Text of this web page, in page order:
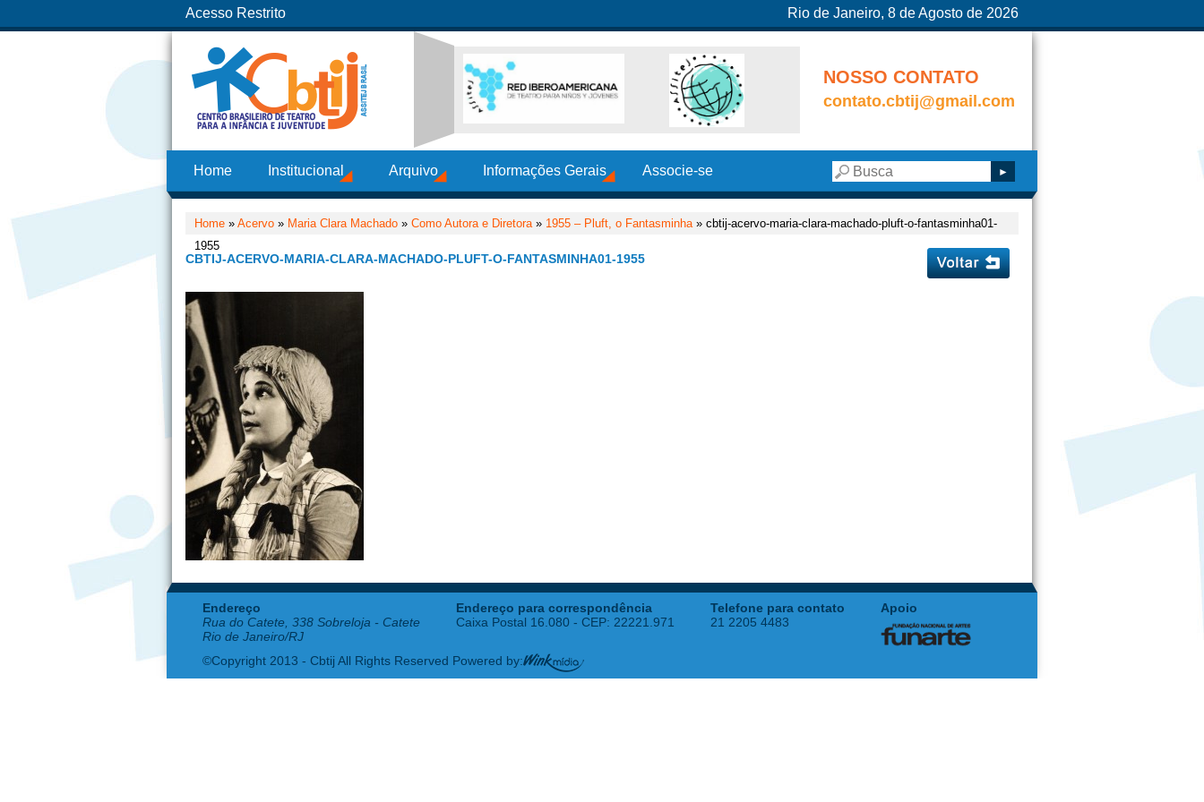
Acesso Restrito Rio de Janeiro, 8 de Agosto de 2026
NOSSO CONTATO
contato.cbtij@gmail.com
Home Institucional Arquivo Informações Gerais Associe-se
Home » Acervo » Maria Clara Machado » Como Autora e Diretora» 1955 – Pluft, o Fantasminha» cbtij-acervo-maria-clara-machado-pluft-o-fantasminha01-
1955
CBTIJ-ACERVO-MARIA-CLARA-MACHADO-PLUFT-O-FANTASMINHA01-1955
Endereço
Rua do Catete, 338 Sobreloja - Catete
Rio de Janeiro/RJ
Endereço para correspondência
Caixa Postal 16.080 - CEP: 22221.971
Telefone para contato
21 2205 4483
Apoio
©Copyright 2013 - Cbtij All Rights Reserved Powered by: